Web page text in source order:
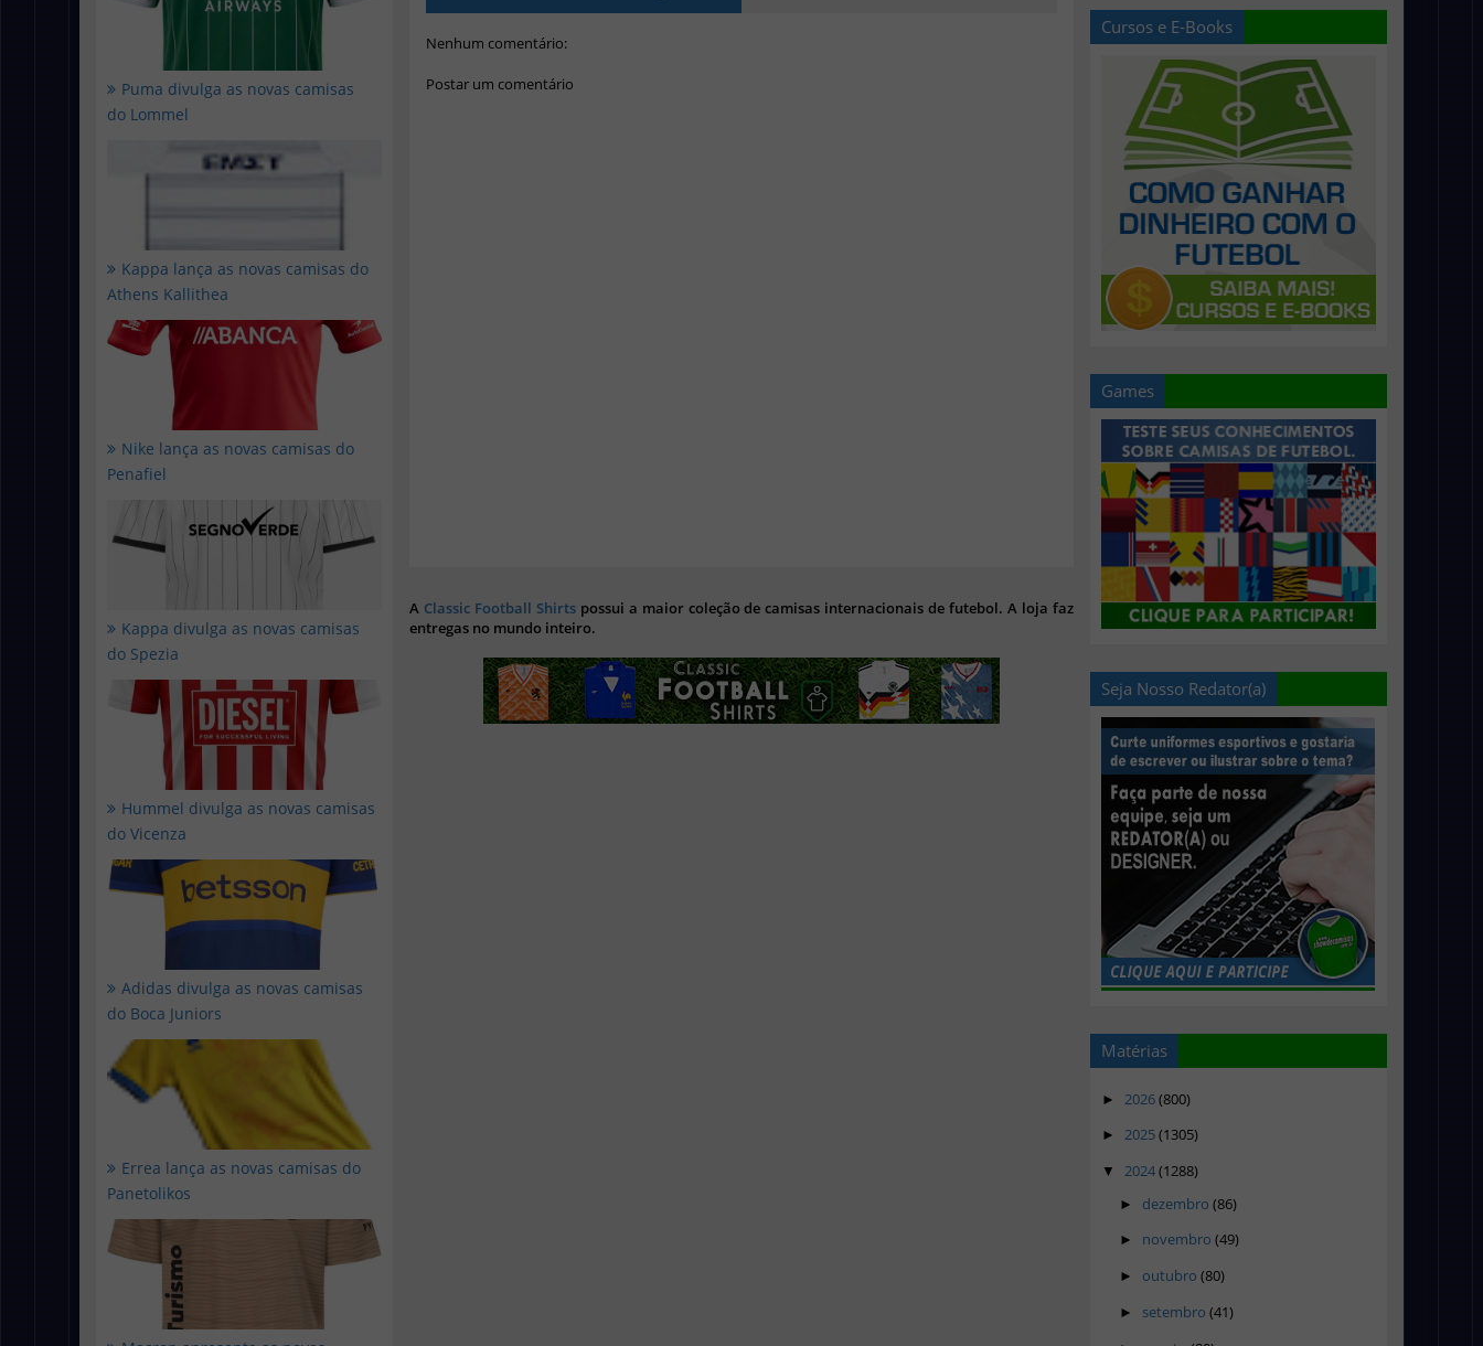
Puma divulga as novas camisas
do Lommel
Kappa lança as novas camisas do
Athens Kallithea
Nike lança as novas camisas do
Penafiel
Kappa divulga as novas camisas
do Spezia
Hummel divulga as novas camisas
do Vicenza
Adidas divulga as novas camisas
do Boca Juniors
Errea lança as novas camisas do
Panetolikos
Nenhum comentário:
Postar um comentário
A Classic Football Shirts possui a maior coleção de camisas internacionais de futebol. A loja faz
entregas no mundo inteiro.
Cursos e E-Books
Games
Seja Nosso Redator(a)
Matérias
► 2026(800)
► 2025(1305)
▼ 2024(1288)
► dezembro (86)
► novembro (49)
► outubro (80)
► setembro (41)